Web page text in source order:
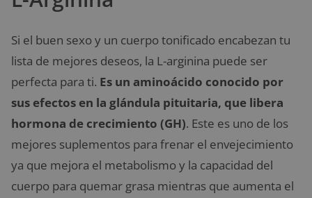
Si el buen sexo y un cuerpo tonificado encabezan tu
lista de mejores deseos, la L-arginina puede ser
perfecta para ti. Es un aminoácido conocido por
sus efectos en la glándula pituitaria, que libera
hormona de crecimiento (GH). Este es uno de los
mejores suplementos para frenar el envejecimiento
ya que mejora el metabolismo y la capacidad del
cuerpo para quemar grasa mientras que aumenta el